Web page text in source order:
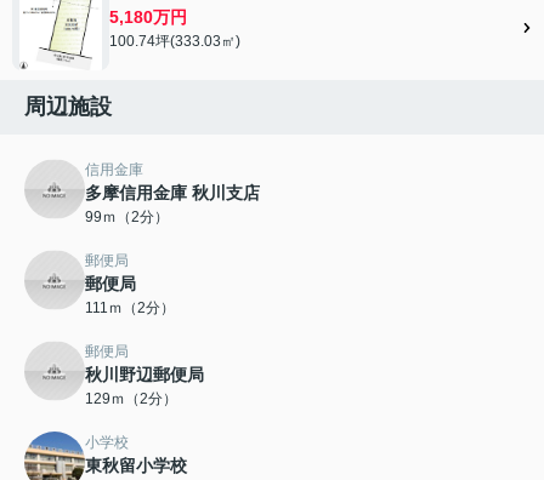
5,180万円
100.74坪(333.03㎡)
周辺施設
信用金庫
多摩信用金庫 秋川支店
99ｍ（2分）
郵便局
郵便局
111ｍ（2分）
郵便局
秋川野辺郵便局
129ｍ（2分）
小学校
東秋留小学校